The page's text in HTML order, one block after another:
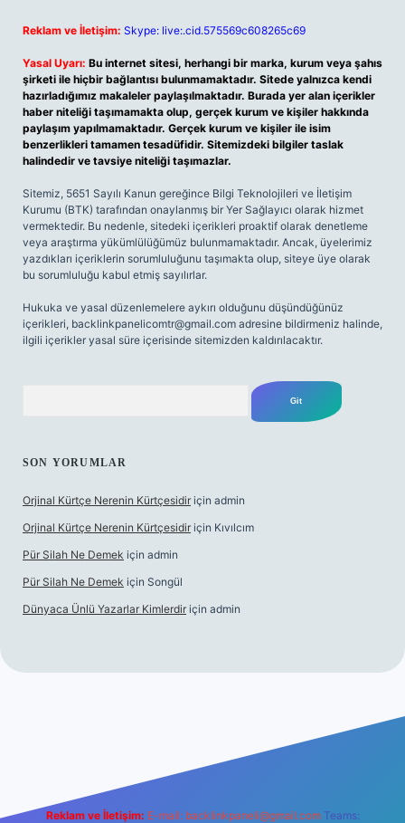
Reklam ve İletişim: Skype: live:.cid.575569c608265c69
Yasal Uyarı: Bu internet sitesi, herhangi bir marka, kurum veya şahıs
şirketi ile hiçbir bağlantısı bulunmamaktadır. Sitede yalnızca kendi
hazırladığımız makaleler paylaşılmaktadır. Burada yer alan içerikler
haber niteliği taşımamakta olup, gerçek kurum ve kişiler hakkında
paylaşım yapılmamaktadır. Gerçek kurum ve kişiler ile isim
benzerlikleri tamamen tesadüfidir. Sitemizdeki bilgiler taslak
halindedir ve tavsiye niteliği taşımazlar.
Sitemiz, 5651 Sayılı Kanun gereğince Bilgi Teknolojileri ve İletişim
Kurumu (BTK) tarafından onaylanmış bir Yer Sağlayıcı olarak hizmet
vermektedir. Bu nedenle, sitedeki içerikleri proaktif olarak denetleme
veya araştırma yükümlülüğümüz bulunmamaktadır. Ancak, üyelerimiz
yazdıkları içeriklerin sorumluluğunu taşımakta olup, siteye üye olarak
bu sorumluluğu kabul etmiş sayılırlar.
Hukuka ve yasal düzenlemelere aykırı olduğunu düşündüğünüz
içerikleri, backlinkpanelicomtr@gmail.com adresine bildirmeniz halinde,
ilgili içerikler yasal süre içerisinde sitemizden kaldırılacaktır.
SON YORUMLAR
Orjinal Kürtçe Nerenin Kürtçesidir için admin
Orjinal Kürtçe Nerenin Kürtçesidir için Kıvılcım
Pür Silah Ne Demek için admin
Pür Silah Ne Demek için Songül
Dünyaca Ünlü Yazarlar Kimlerdir için admin
Reklam ve İletişim: E-mail: backlinkpaneli@gmail.com Teams: